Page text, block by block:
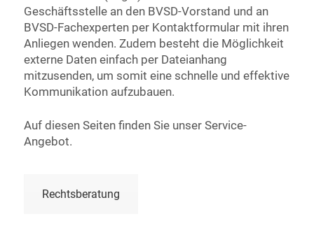
Geschäftsstelle an den BVSD-Vorstand und an
BVSD-Fachexperten per Kontaktformular mit ihren
Anliegen wenden. Zudem besteht die Möglichkeit
externe Daten einfach per Dateianhang
mitzusenden, um somit eine schnelle und effektive
Kommunikation aufzubauen.
Auf diesen Seiten finden Sie unser Service-
Angebot.
Rechtsberatung